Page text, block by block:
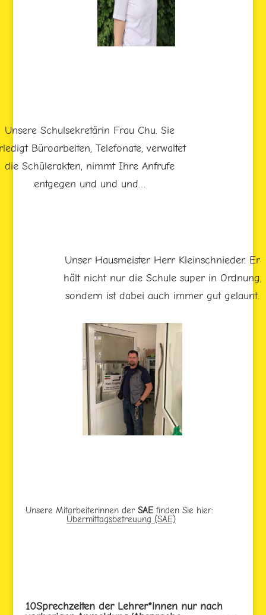
Unsere Schulsekretärin Frau Chu. Sie
Büroarbeiten, Telefonate, verwaltet
die Schülerakten, nimmt Ihre Anfrufe
entgegen und und und…
Unser Hausmeister Herr Kleinschnieder. Er
hält nicht nur die Schule super in Ordnung,
sondern ist dabei auch immer gut gelaunt.
Unsere Mitarbeiterinnen derSAE finden Sie hier:
Übermittagsbetreuung (SAE)
10Sprechzeiten der Lehrer*innen nur nach